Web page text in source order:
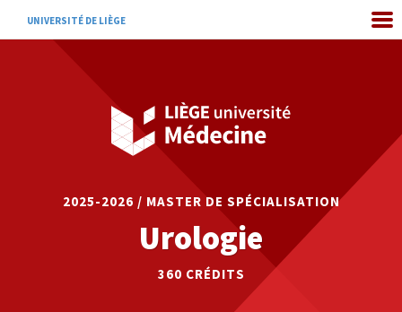
UNIVERSITÉ DE LIÈGE
2025-2026 / MASTER DE SPÉCIALISATION
Urologie
360 CRÉDITS